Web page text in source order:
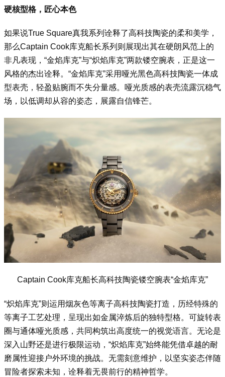
硬核型格，匠心本色
如果说True Square真我系列诠释了高科技陶瓷的柔和美学，
那么Captain Cook库克船长系列则展现出其在硬朗风范上的
非凡表现，“金焰库克”与“炽焰库克”两款镂空腕表，正是这一
风格的杰出诠释。“金焰库克”采用哑光黑色高科技陶瓷一体成
型表壳，轻盈贴腕而不失分量感。哑光质感的表壳流露沉稳气
场，以低调却从容的姿态，展露自信锋芒。
Captain Cook库克船长高科技陶瓷镂空腕表“金焰库克”
“炽焰库克”则运用烟灰色等离子高科技陶瓷打造，历经特殊的
等离子工艺处理，呈现出如金属淬炼后的独特型格。可旋转表
圈与通体哑光质感，共同构筑出高度统一的视觉语言。无论是
深入山野还是进行极限运动，“炽焰库克”始终能凭借卓越的耐
磨属性迎接户外环境的挑战。无需刻意维护，以坚实姿态伴随
冒险者探索未知，诠释着无畏前行的精神哲学。